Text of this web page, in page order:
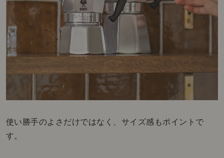
使い勝手のよさだけではなく、サイズ感もポイントで
す。